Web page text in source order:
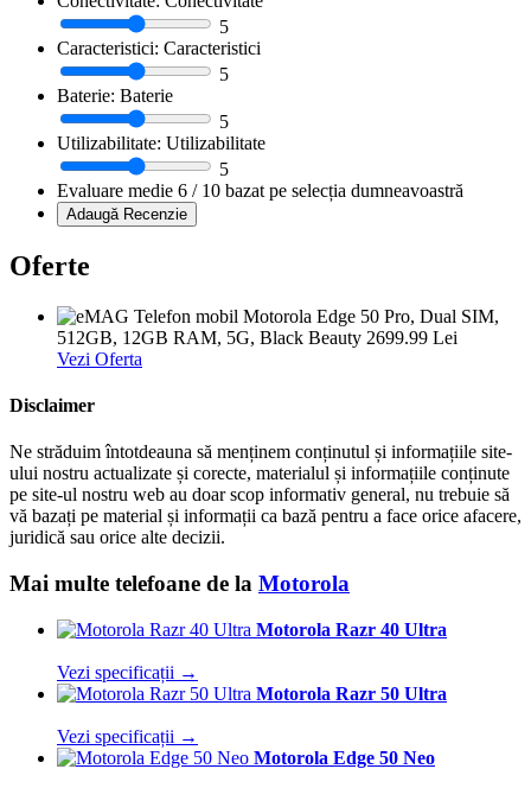
5
Caracteristici: Caracteristici
5
Baterie: Baterie
5
Utilizabilitate: Utilizabilitate
5
Evaluare medie 6 / 10 bazat pe selecția dumneavoastră
Oferte
Telefon mobil Motorola Edge 50 Pro, Dual SIM,
512GB, 12GB RAM, 5G, Black Beauty 2699.99 Lei
Vezi Oferta
Disclaimer
Ne străduim întotdeauna să menținem conținutul și informațiile site-
ului nostru actualizate și corecte, materialul și informațiile conținute
pe site-ul nostru web au doar scop informativ general, nu trebuie să
vă bazați pe material și informații ca bază pentru a face orice afacere,
juridică sau orice alte decizii.
Mai multe telefoane de la Motorola
Motorola Razr 40 Ultra
Vezi specificații →
Motorola Razr 50 Ultra
Vezi specificații →
Motorola Edge 50 Neo